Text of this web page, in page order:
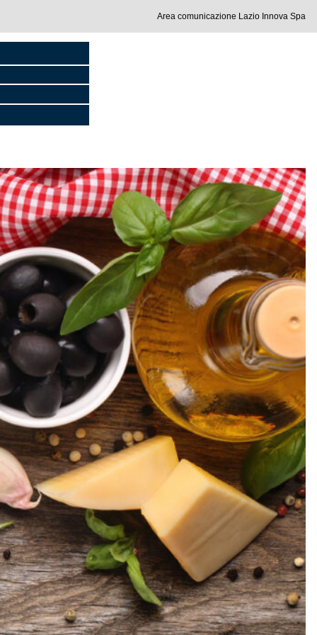
Area comunicazione Lazio Innova Spa